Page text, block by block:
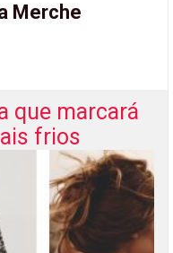
Merche
que marcará
frios